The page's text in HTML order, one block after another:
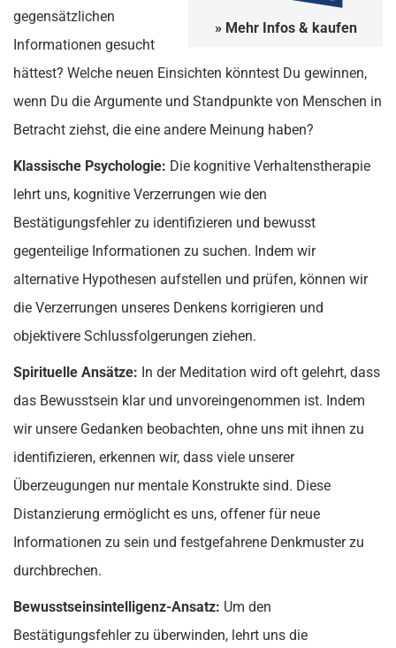
» Mehr Infos & kaufen
gegensätzlichen
Informationen gesucht
hättest? Welche neuen Einsichten könntest Du gewinnen,
wenn Du die Argumente und Standpunkte von Menschen in
Betracht ziehst, die eine andere Meinung haben?
Klassische Psychologie: Die kognitive Verhaltenstherapie
lehrt uns, kognitive Verzerrungen wie den
Bestätigungsfehler zu identifizieren und bewusst
gegenteilige Informationen zu suchen. Indem wir
alternative Hypothesen aufstellen und prüfen, können wir
die Verzerrungen unseres Denkens korrigieren und
objektivere Schlussfolgerungen ziehen.
Spirituelle Ansätze: In der Meditation wird oft gelehrt, dass
das Bewusstsein klar und unvoreingenommen ist. Indem
wir unsere Gedanken beobachten, ohne uns mit ihnen zu
identifizieren, erkennen wir, dass viele unserer
Überzeugungen nur mentale Konstrukte sind. Diese
Distanzierung ermöglicht es uns, offener für neue
Informationen zu sein und festgefahrene Denkmuster zu
durchbrechen.
Bewusstseinsintelligenz-Ansatz: Um den
Bestätigungsfehler zu überwinden, lehrt uns die